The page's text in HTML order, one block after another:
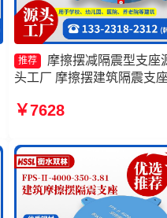
推荐
摩擦摆减隔震型支座
头工厂 摩擦摆建筑隔震支
7000-350-3.81源头工厂 摩
3.48生产厂家
￥7628